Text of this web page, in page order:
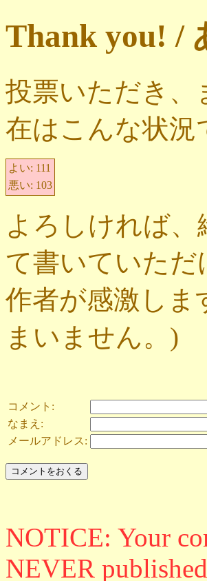
Thank you! /
投票いただき
在はこんな状況
よい: 111
悪い: 103
よろしければ
て書いていただ
作者が感激しま
まいません。)
コメント:
なまえ:
メールアドレス:
NOTICE: Your
NEVER